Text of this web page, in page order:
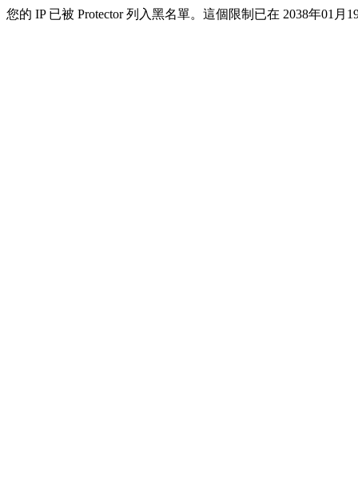
您的 IP 已被 Protector 列入黑名單。這個限制已在 2038年01月